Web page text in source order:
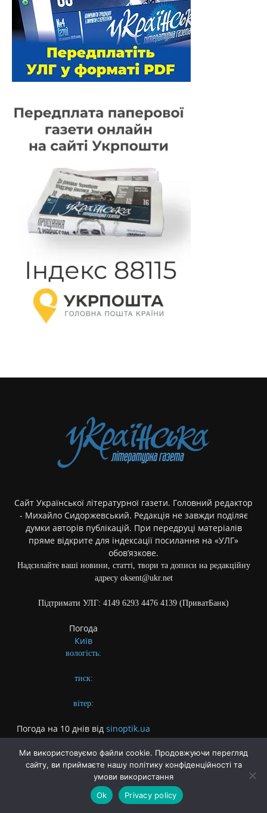
Сайт Української літературної газети. Головний редактор
- Михайло Сидоржевський. Редакція не завжди поділяє
думки авторів публікацій. При передруці матеріалів
пряме відкрите для індексації посилання на «УЛГ»
обов’язкове.
Надсилайте ваші новини, статті, твори та дописи на редакційну
адресу oksent@ukr.net
Підтримати УЛГ: 4149 6293 4476 4139 (ПриватБанк)
Погода
Київ
вологість:
тиск:
вітер:
Погода на 10 днів від sinoptik.ua
Ми використовуємо файли cookie. Продовжуючи перегляд
сайту, ви приймаєте нашу політику конфіденційності та
умови використання
Ok
Privacy policy